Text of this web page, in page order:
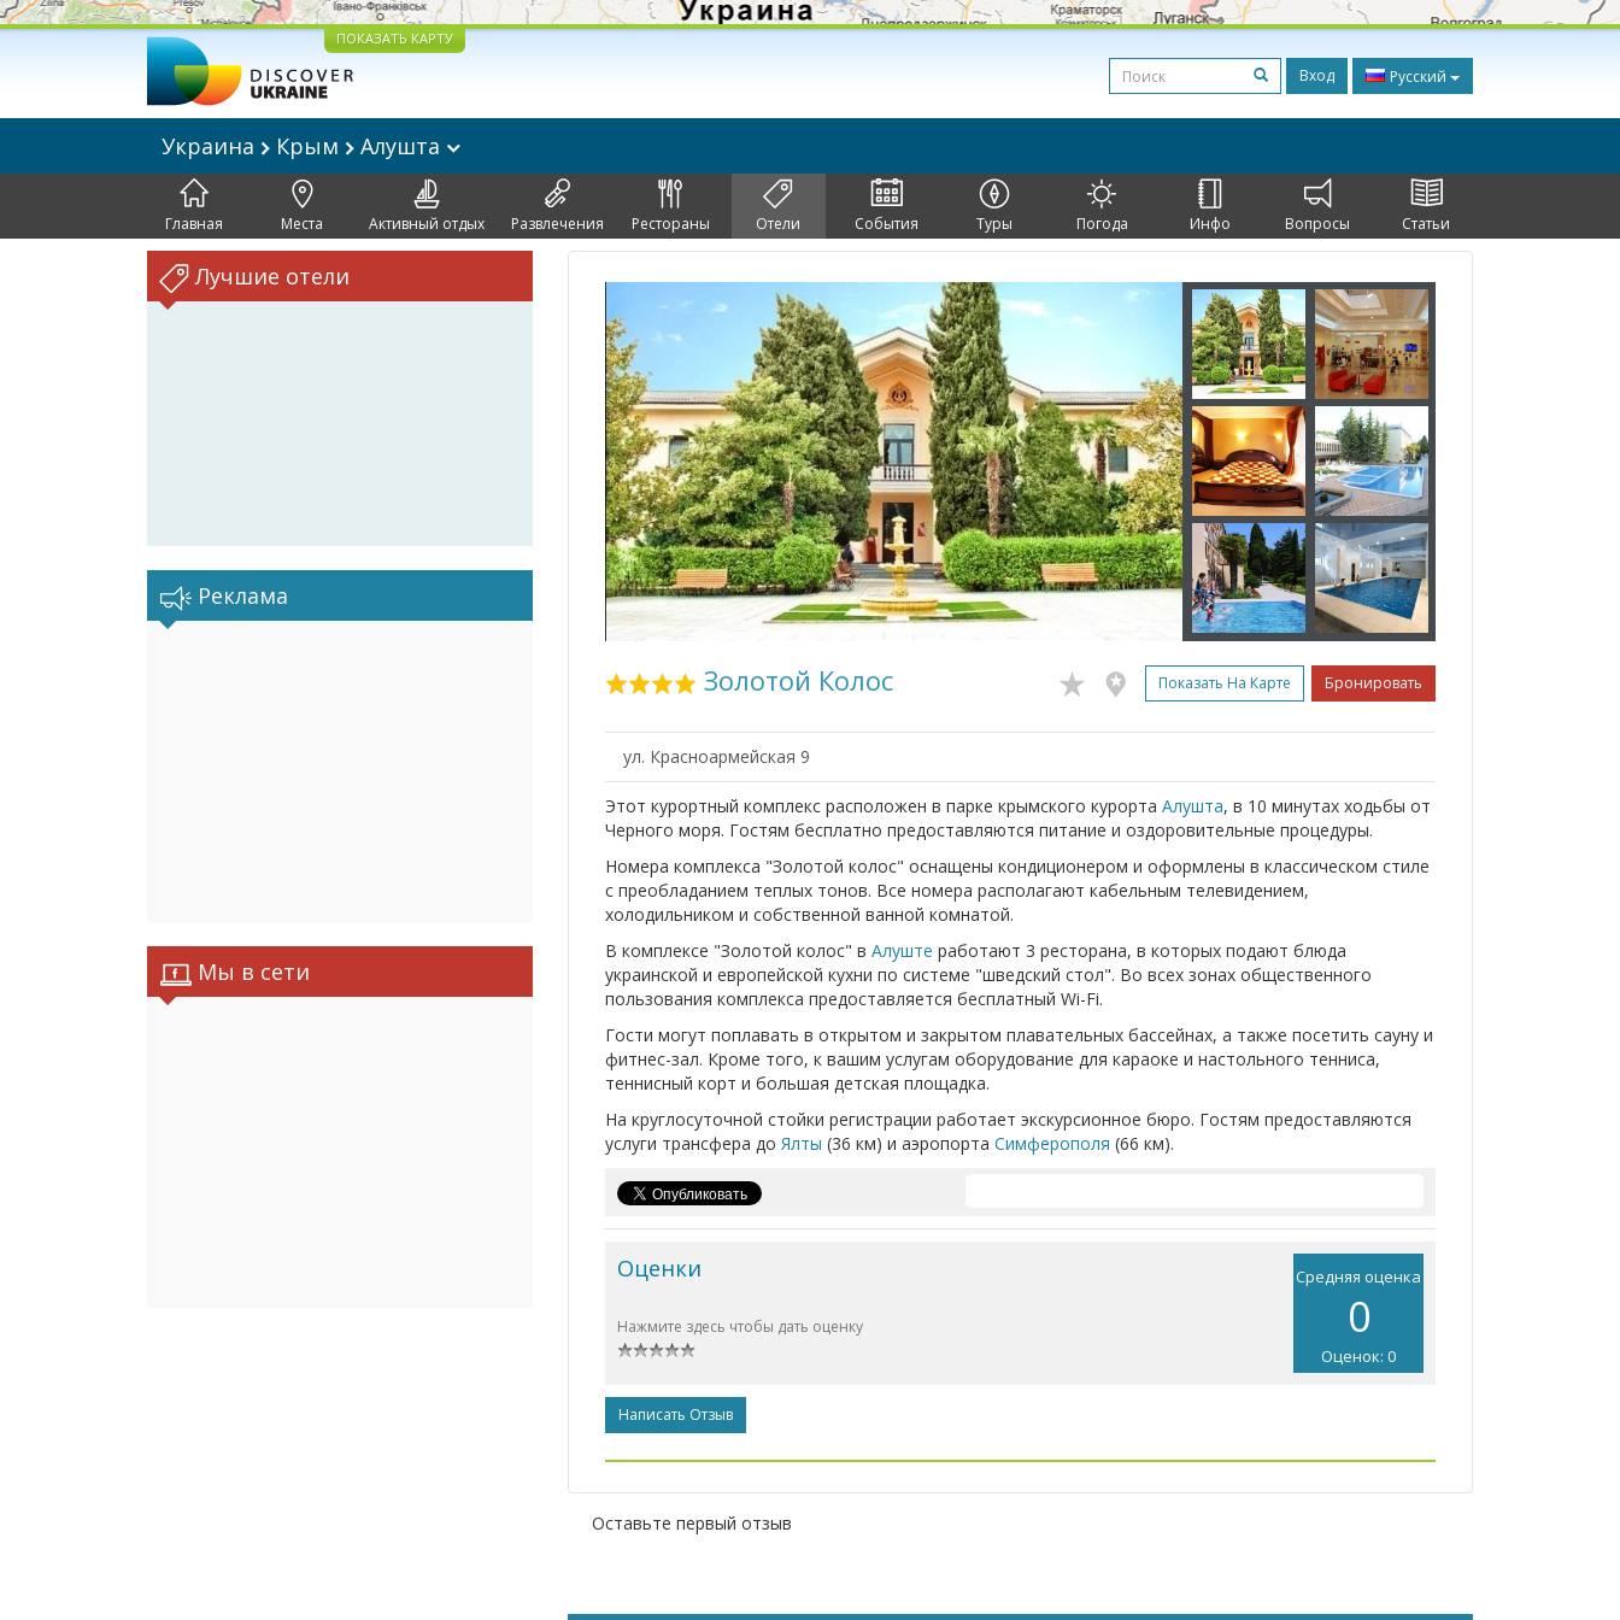
ПОКАЗАТЬ КАРТУ
Вход Русский
Украина Крым Алушта
Главная Места Активный отдых Развлечения Рестораны Отели События Туры Погода Инфо Вопросы Статьи
Лучшие отели
Реклама
Мы в сети
Золотой Колос Показать На Карте Бронировать
ул. Красноармейская 9
Этот курортный комплекс расположен в парке крымского курорта Алушта, в 10 минутах ходьбы от
Черного моря. Гостям бесплатно предоставляются питание и оздоровительные процедуры.
Номера комплекса "Золотой колос" оснащены кондиционером и оформлены в классическом стиле
с преобладанием теплых тонов. Все номера располагают кабельным телевидением,
холодильником и собственной ванной комнатой.
В комплексе "Золотой колос" в Алуште работают 3 ресторана, в которых подают блюда
украинской и европейской кухни по системе "шведский стол". Во всех зонах общественного
пользования комплекса предоставляется бесплатный Wi-Fi.
Гости могут поплавать в открытом и закрытом плавательных бассейнах, а также посетить сауну и
фитнес-зал. Кроме того, к вашим услугам оборудование для караоке и настольного тенниса,
теннисный корт и большая детская площадка.
На круглосуточной стойки регистрации работает экскурсионное бюро. Гостям предоставляются
услуги трансфера до Ялты (36 км) и аэропорта Симферополя (66 км).
Средняя оценка
0
Оценок: 0
Оценки
Нажмите здесь чтобы дать оценку
Написать Отзыв
Оставьте первый отзыв